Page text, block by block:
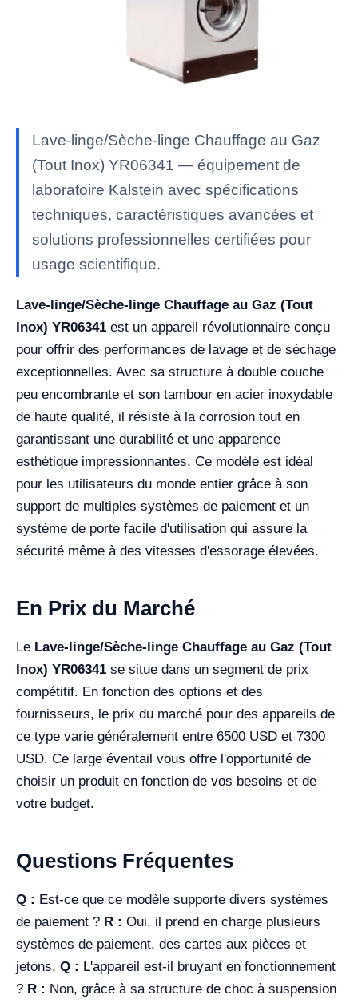
Lave-linge/Sèche-linge Chauffage au Gaz
(Tout Inox) YR06341 — équipement de
laboratoire Kalstein avec spécifications
techniques, caractéristiques avancées et
solutions professionnelles certifiées pour
usage scientifique.
Lave-linge/Sèche-linge Chauffage au Gaz (Tout
Inox) YR06341 est un appareil révolutionnaire conçu
pour offrir des performances de lavage et de séchage
exceptionnelles. Avec sa structure à double couche
peu encombrante et son tambour en acier inoxydable
de haute qualité, il résiste à la corrosion tout en
garantissant une durabilité et une apparence
esthétique impressionnantes. Ce modèle est idéal
pour les utilisateurs du monde entier grâce à son
support de multiples systèmes de paiement et un
système de porte facile d'utilisation qui assure la
sécurité même à des vitesses d'essorage élevées.
En Prix du Marché
Le Lave-linge/Sèche-linge Chauffage au Gaz (Tout
Inox) YR06341 se situe dans un segment de prix
compétitif. En fonction des options et des
fournisseurs, le prix du marché pour des appareils de
ce type varie généralement entre 6500 USD et 7300
USD. Ce large éventail vous offre l'opportunité de
choisir un produit en fonction de vos besoins et de
votre budget.
Questions Fréquentes
Q : Est-ce que ce modèle supporte divers systèmes
de paiement ? R : Oui, il prend en charge plusieurs
systèmes de paiement, des cartes aux pièces et
jetons. Q : L'appareil est-il bruyant en fonctionnement
? R : Non, grâce à sa structure de choc à suspension